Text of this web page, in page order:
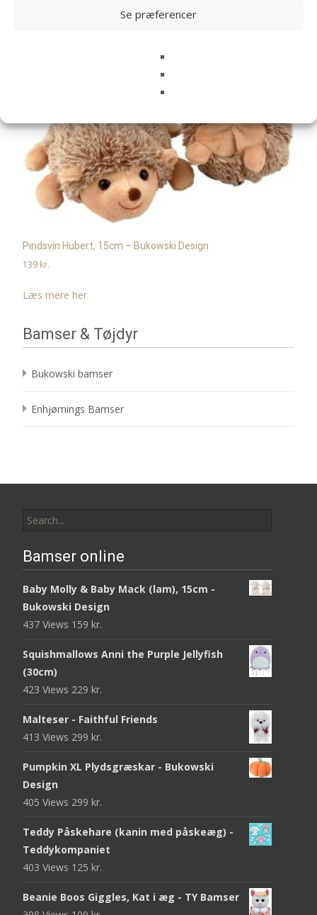
Se præferencer
Pindsvin Hubert, 15cm – Bukowski Design
139 kr.
Læs mere her
Bamser & Tøjdyr
Bukowski bamser
Enhjørnings Bamser
for:
Bamser online
Baby Molly & Baby Mack (lam), 15cm -
Bukowski Design
437 Views 159 kr.
Squishmallows Anni the Purple Jellyfish
(30cm)
423 Views 229 kr.
Malteser - Faithful Friends
413 Views 299 kr.
Pumpkin XL Plydsgræskar - Bukowski
Design
405 Views 299 kr.
Teddy Påskehare (kanin med påskeæg) -
Teddykompaniet
403 Views 125 kr.
Beanie Boos Giggles, Kat i æg - TY Bamser